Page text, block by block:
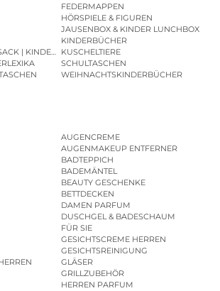
FEDERMAPPEN
HÖRSPIELE & FIGUREN
JAUSENBOX & KINDER LUNCHBOX
KINDERBÜCHER
KINDERGARTENRUCKSACK | KINDERGARTENBEUTEL
KUSCHELTIERE
SCHULTASCHEN
WEIHNACHTSKINDERBÜCHER
AUGENCREME
AUGENMAKEUP ENTFERNER
BADTEPPICH
BADEMÄNTEL
BEAUTY GESCHENKE
BETTDECKEN
DAMEN PARFUM
DUSCHGEL & BADESCHAUM
FÜR SIE
GESICHTSCREME HERREN
GESICHTSREINIGUNG
GLÄSER
GRILLZUBEHÖR
HERREN PARFUM